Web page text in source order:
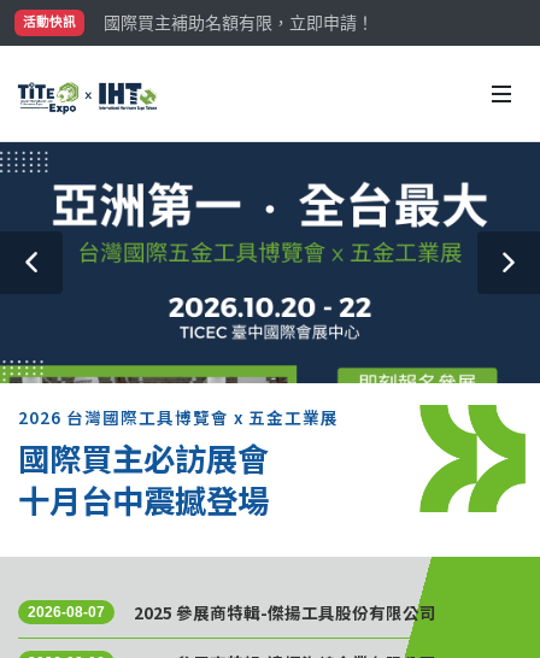
活動快訊
參觀門票開放申請中‼️
最大規模台灣五金展TiTE x IHT，2026/10/20-22與您在臺
2026 台灣國際工具博覽會 x 五金工業展
國際買主必訪展會
十月台中震撼登場
2026-08-07 2025 參展商特輯-傑揚工具股份有限公司